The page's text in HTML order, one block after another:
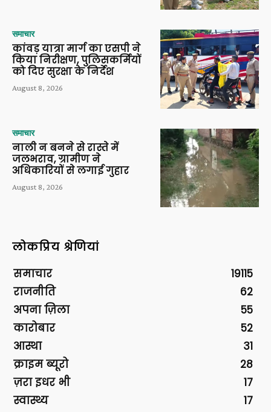
समाचार
कांवड़ यात्रा मार्ग का एसपी ने
किया निरीक्षण, पुलिसकर्मियों
को दिए सुरक्षा के निर्देश
August 8, 2026
समाचार
नाली न बनने से रास्ते में
जलभराव, ग्रामीण ने
अधिकारियों से लगाई गुहार
August 8, 2026
लोकप्रिय श्रेणियां
समाचार
19115
राजनीति
62
अपना ज़िला
55
कारोबार
52
आस्था
31
क्राइम ब्यूरो
28
ज़रा इधर भी
17
स्वास्थ्य
17